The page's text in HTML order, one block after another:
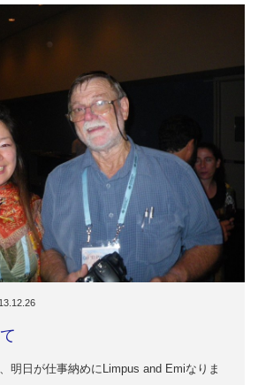
明日が仕事納めにLimpus and Emiなりま